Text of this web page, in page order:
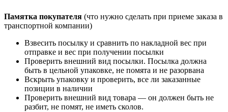
Памятка покупателя (что нужно сделать при приеме заказа в
транспортной компании)
Взвесить посылку и сравнить по накладной вес при
отправке и вес при получении посылки
Проверить внешний вид посылки. Посылка должна
быть в цельной упаковке, не помята и не разорвана
Вскрыть упаковку и проверить, все ли заказанные
позиции в наличии
Проверить внешний вид товара — он должен быть не
разбит, не помят, не иметь сколов.